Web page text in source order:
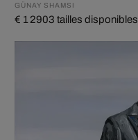
GÜNAY SHAMSI
€ 1 2903 tailles disponibles